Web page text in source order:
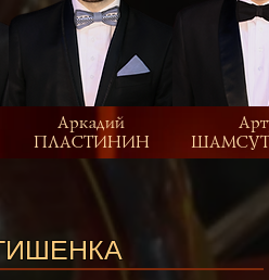
Аркадий
ПЛАСТИНИН